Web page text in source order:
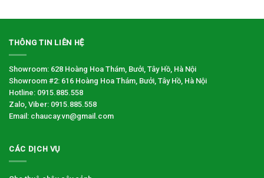
THÔNG TIN LIÊN HỆ
Showroom: 628 Hoàng Hoa Thám, Bưởi, Tây Hồ, Hà Nội
Showroom #2: 616 Hoàng Hoa Thám, Bưởi, Tây Hồ, Hà Nội
Hotline: 0915.885.558
Zalo, Viber: 0915.885.558
Email: chaucay.vn@gmail.com
CÁC DỊCH VỤ